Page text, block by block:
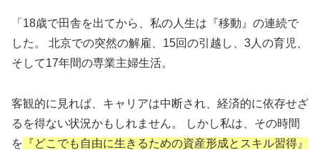
「18歳で田舎を出てから、私の人生は『移動』の連続で
した。 北京での突然の解雇、15回の引越し、3人の育児、
そして17年間の専業主婦生活。
客観的に見れば、キャリアは中断され、経済的に依存せざ
るを得ない状況かもしれません。 しかし私は、その時間
を 『どこでも自由に生きるための資産形成とスキル習得』